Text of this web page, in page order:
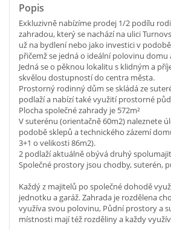
Popis
Exkluzivně nabízíme prodej 1/2 podílu
zahradou, který se nachází na ulici
už na bydlení nebo jako investici v
přičemž se jedná o ideální polovinu domu
Jedná se o pěknou lokalitu s klidným a
skvělou dostupností do centra města.
Prostorný rodinný dům se skládá ze
podlaží a nabízí také využití prostorné
Plocha společné zahrady je 572m²
V suterénu (orientačně 60m2) naleznete
podobě sklepů a technického zázemí
3+1 o velikosti 86m2).
2 podlaží aktuálně obývá druhý
Společné prostory jsou chodby, suterén,
Každý z majitelů po společné dohodě
jednotku a garáž. Zahrada je rozdělena
využíva svou polovinu, Půdní prostory a
místnosti mají též rozděliny a každy